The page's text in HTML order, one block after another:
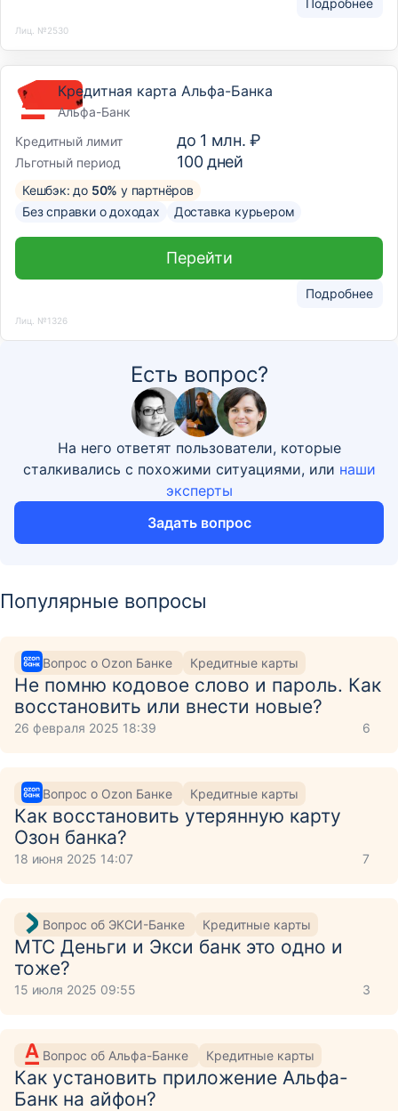
Подробнее
Лиц. №2530
Кредитная карта Альфа-Банка
Альфа-Банк
Кредитный лимит
до 1 млн. ₽
Льготный период 100дней
Кешбэк: до 50% у партнёров
Без справки о доходах
Доставка курьером
Подробнее
Перейти
Лиц. №1326
Есть вопрос?
На него ответят пользователи, которые
сталкивались с похожими ситуациями, или наши
эксперты
Задать вопрос
Популярные вопросы
Вопрос о Ozon Банке Кредитные карты
Не помню кодовое слово и пароль. Как
восстановить или внести новые?
26 февраля 2025 18:39 6
Вопрос о Ozon Банке Кредитные карты
Как восстановить утерянную карту
Озон банка?
18 июня 2025 14:07 7
Вопрос об ЭКСИ-Банке Кредитные карты
МТС Деньги и Экси банк это одно и
тоже?
15 июля 2025 09:55 3
Вопрос об Альфа-Банке Кредитные карты
Как установить приложение Aльфа-
Банк на айфон?